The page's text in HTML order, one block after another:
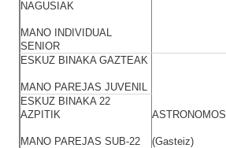
NAGUSIAK
MANO INDIVIDUAL
SENIOR
ESKUZ BINAKA GAZTEAK
MANO PAREJAS JUVENIL
ASTRONOMOS
(Gasteiz)
ESKUZ BINAKA 22
AZPITIK
MANO PAREJAS SUB-22